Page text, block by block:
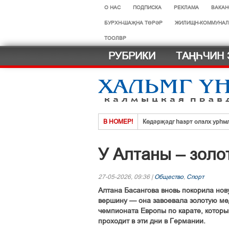
О НАС ПОДПИСКА РЕКЛАМА
БУРХН-ШАҖНА ТӨРӘР ЖИЛИЩН-
ТООЛВР
РУБРИКИ ТАҢҺЧИН
В НОМЕР! Көдәрҗәдг һазрт олзлх
Селәдт ирх сойлын земск
Нег һазра дәәчин һардврт
У Алтаны –
27-05-2026, 09:36 | Общество, Спорт
Алтана Басангова вновь покорила
вершину — она завоевала золотую
чемпионата Европы по карате,
проходит в эти дни в Германии.